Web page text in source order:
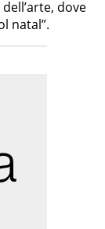
dell’arte, dove
natal”.